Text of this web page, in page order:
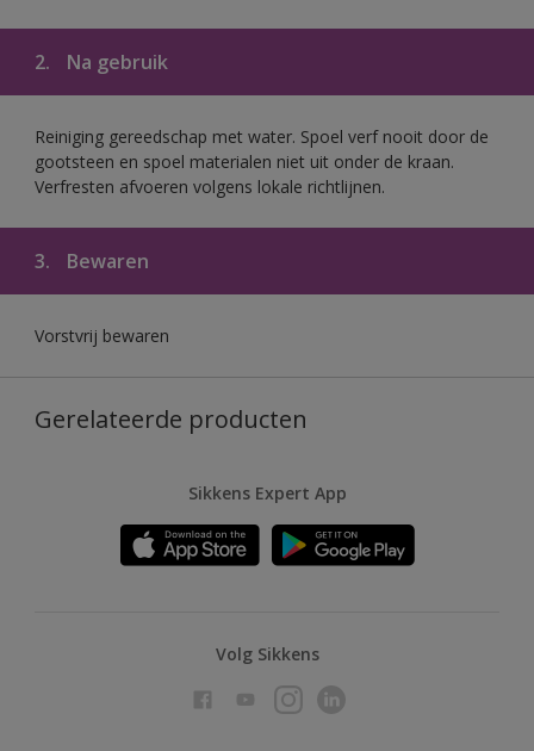
2. Na gebruik
Reiniging gereedschap met water. Spoel verf nooit door de
gootsteen en spoel materialen niet uit onder de kraan.
Verfresten afvoeren volgens lokale richtlijnen.
3. Bewaren
Vorstvrij bewaren
Gerelateerde producten
Sikkens Expert App
Volg Sikkens